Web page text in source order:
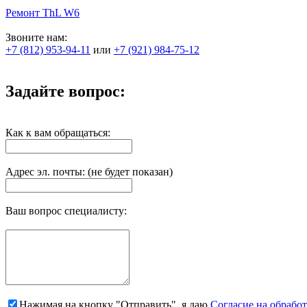
Ремонт ThL W6
Звоните нам:
+7 (812) 953-94-11 или +7 (921) 984-75-12
Задайте вопрос:
Как к вам обращаться:
Адрес эл. почты: (не будет показан)
Ваш вопрос специалисту:
Нажимая на кнопку "Отправить", я даю Согласие на